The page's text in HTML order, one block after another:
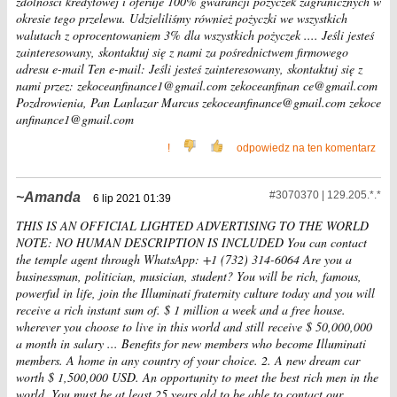
okresie tego przelewu. Udzieliliśmy również pożyczki we wszystkich
walutach z oprocentowaniem 3% dla wszystkich pożyczek .... Jeśli jesteś
zainteresowany, skontaktuj się z nami za pośrednictwem firmowego
adresu e-mail Ten e-mail: Jeśli jesteś zainteresowany, skontaktuj się z
nami przez: zekoceanfinance1@gmail.com zekoceanfinan ce@gmail.com
Pozdrowienia, Pan Lanlazar Marcus zekoceanfinance@gmail.com zekoce
anfinance1@gmail.com
! odpowiedz na ten komentarz
Amanda #3070370 | 129.205.*.*
6 lip 2021 01:39
THIS IS AN OFFICIAL LIGHTED ADVERTISING TO THE WORLD
NOTE: NO HUMAN DESCRIPTION IS INCLUDED You can contact
the temple agent through WhatsApp: +1 (732) 314-6064 Are you a
businessman, politician, musician, student? You will be rich, famous,
powerful in life, join the Illuminati fraternity culture today and you will
receive a rich instant sum of. $ 1 million a week and a free house.
wherever you choose to live in this world and still receive $ 50,000,000
a month in salary ... Benefits for new members who become Illuminati
members. A home in any country of your choice. 2. A new dream car
worth $ 1,500,000 USD. An opportunity to meet the best rich men in the
world. You must be at least 25 years old to be able to contact our